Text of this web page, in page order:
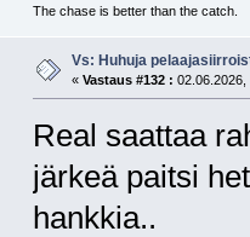
The chase is better than the catch.
Vs: Huhuja
« Vastaus #132 : 02.06.2026,
Real saattaa
järkeä paitsi
hankkia..